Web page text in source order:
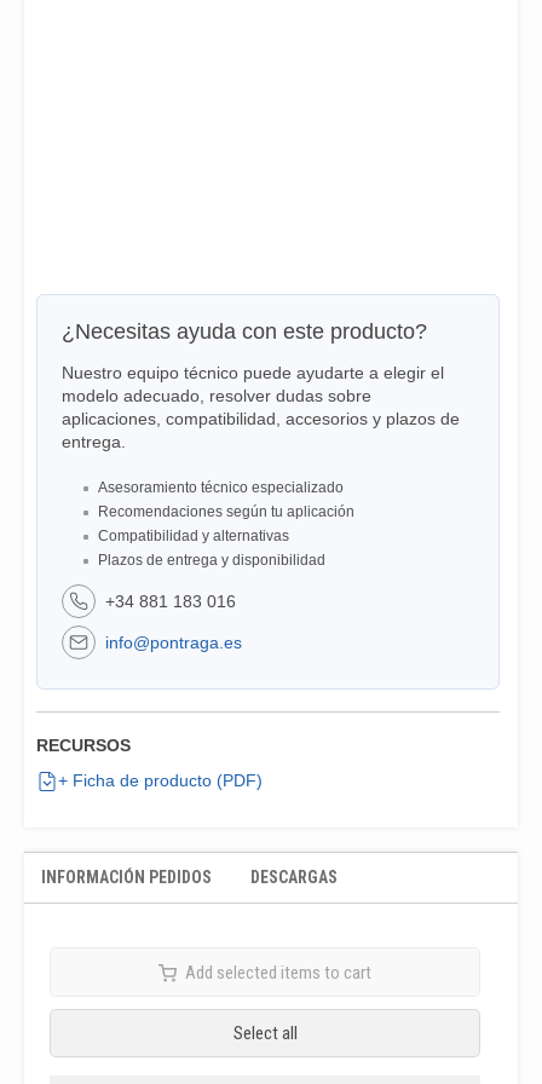
¿Necesitas ayuda con este producto?
Nuestro equipo técnico puede ayudarte a elegir el
modelo adecuado, resolver dudas sobre
aplicaciones, compatibilidad, accesorios y plazos de
entrega.
Asesoramiento técnico especializado
Recomendaciones según tu aplicación
Compatibilidad y alternativas
Plazos de entrega y disponibilidad
+34 881 183 016
info@pontraga.es
RECURSOS
+ Ficha de producto (PDF)
INFORMACIÓN PEDIDOS DESCARGAS
Add selected items to cart
Select all